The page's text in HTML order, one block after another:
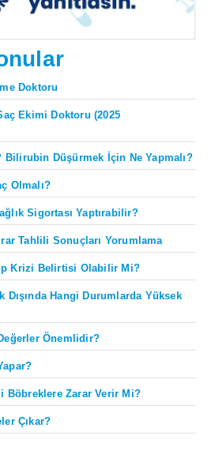
Doktoru
Ekimi Doktoru (2025
Düşürmek İçin Ne Yapmalı?
Olmalı?
Sigortası Yaptırabilir?
Tahlili Sonuçları Yorumlama
Krizi Belirtisi Olabilir Mi?
Dışında Hangi Durumlarda Yüksek
Önemlidir?
Böbreklere Zarar Verir Mi?
Çıkar?